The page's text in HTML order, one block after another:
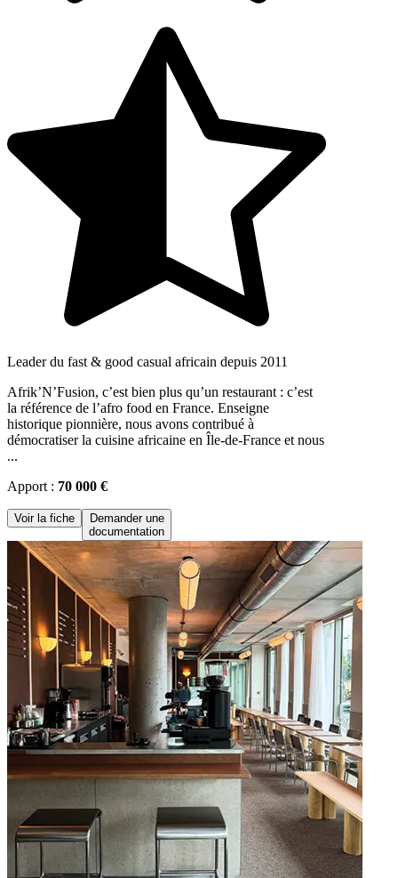
Leader du fast & good casual africain depuis 2011
Afrik’N’Fusion, c’est bien plus qu’un restaurant : c’est
la référence de l’afro food en France. Enseigne
historique pionnière, nous avons contribué à
démocratiser la cuisine africaine en Île-de-France et nous
...
Apport : 70 000 €
Voir la fiche
Demander une
documentation